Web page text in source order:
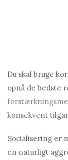
Du skal bruge
opnå de bedste
konsekvent
Socialisering er
en naturligt